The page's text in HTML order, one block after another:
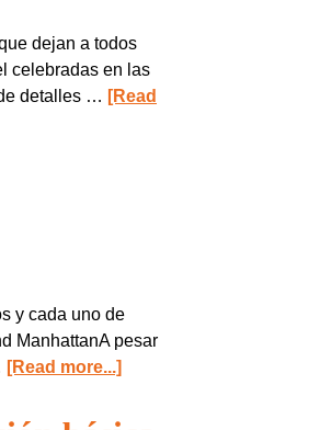
dejan a todos
celebradas en las
detalles … [Read
y cada uno de
ManhattanA pesar
[Read more...]